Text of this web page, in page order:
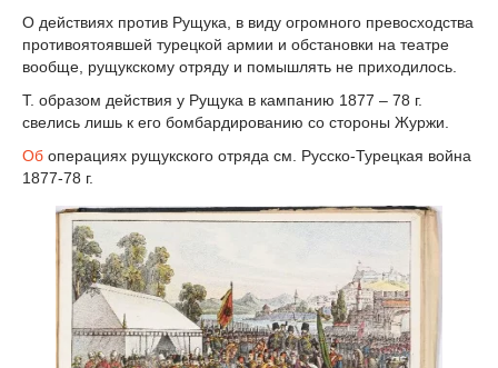
О действиях против Рущука, в виду огромного превосходства
противоятоявшей турецкой армии и обстановки на театре
вообще, рущукскому отряду и помышлять не приходилось.
Т. образом действия у Рущука в кампанию 1877 – 78 г.
свелись лишь к его бомбардированию со стороны Журжи.
Об операциях рущукского отряда см. Русско-Турецкая война
1877-78 г.